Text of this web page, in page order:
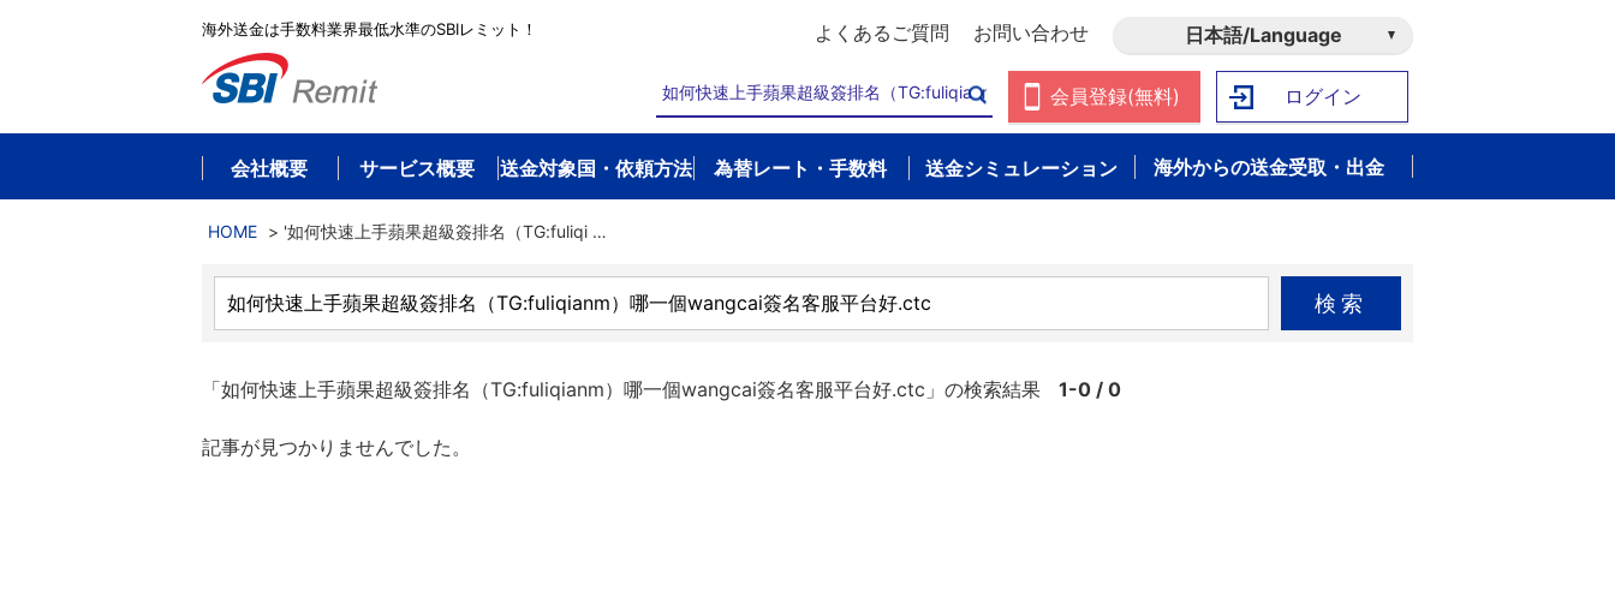
海外送金は手数料業界最低水準のSBIレミット！ よくあるご質問 お問い合わせ 日本語/Language
会員登録(無料) ログイン
会社概要 サービス概要 送金対象国・依頼方法 為替レート・手数料 送金シミュレーション 海外からの送金受取・出金
HOME > '如何快速上手蘋果超級簽排名（TG:fuliqi …
検索
「如何快速上手蘋果超級簽排名（TG:fuliqianm）哪一個wangcai簽名客服平台好.ctc」の検索結果 1-0 / 0
記事が見つかりませんでした。